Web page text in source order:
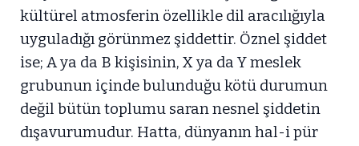
kültürel atmosferin özellikle dil aracılığıyla
uyguladığı görünmez şiddettir. Öznel şiddet
ise; A ya da B kişisinin, X ya da Y meslek
grubunun içinde bulunduğu kötü durumun
değil bütün toplumu saran nesnel şiddetin
dışavurumudur. Hatta, dünyanın hal-i pür